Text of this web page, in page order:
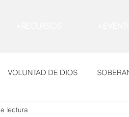
VOLUNTAD DE DIOS
lectura